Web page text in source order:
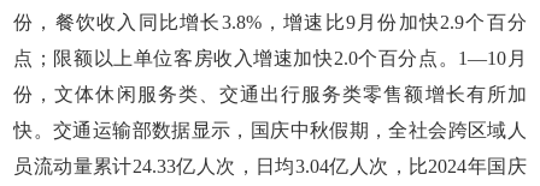
份，餐饮收入同比增长3.8%，增速比9月份加快2.9个百分
点；限额以上单位客房收入增速加快2.0个百分点。1—10月
份，文体休闲服务类、交通出行服务类零售额增长有所加
快。交通运输部数据显示，国庆中秋假期，全社会跨区域人
员流动量累计24.33亿人次，日均3.04亿人次，比2024年国庆